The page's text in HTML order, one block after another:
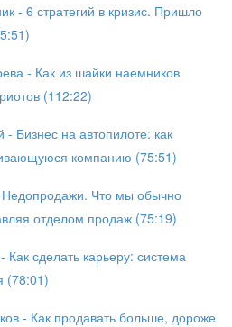
- 6 стратегий в кризис. Пришло
- Как из шайки наемников
(112:22)
- Бизнес на автопилоте: как
компанию (75:51)
Что мы обычно
отделом продаж (75:19)
сделать карьеру: система
(78:01)
- Как продавать больше, дороже